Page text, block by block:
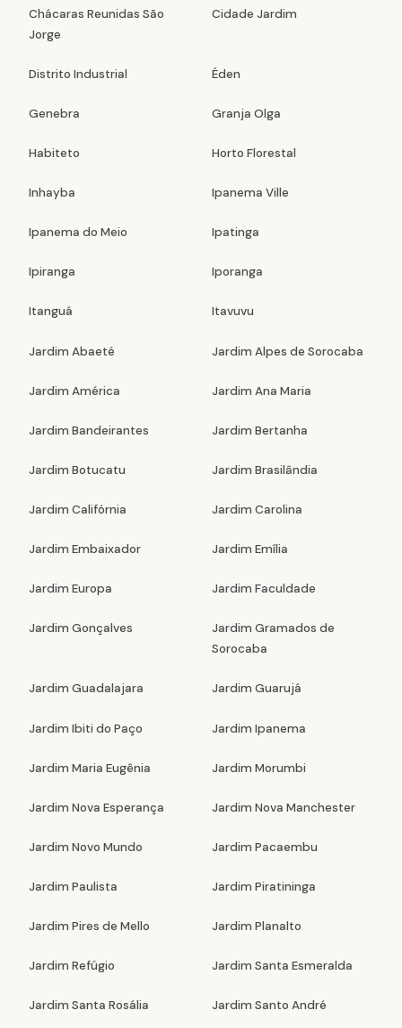
Chácaras Reunidas São
Jorge
Cidade Jardim
Distrito Industrial Éden
Genebra Granja Olga
Habiteto Horto Florestal
Inhayba Ipanema Ville
Ipanema do Meio Ipatinga
Ipiranga Iporanga
Itanguá Itavuvu
Jardim Abaeté Jardim Alpes de Sorocaba
Jardim América Jardim Ana Maria
Jardim Bandeirantes Jardim Bertanha
Jardim Botucatu Jardim Brasilândia
Jardim Califórnia Jardim Carolina
Jardim Embaixador Jardim Emília
Jardim Europa Jardim Faculdade
Jardim Gonçalves
Jardim Gramados de
Sorocaba
Jardim Guadalajara Jardim Guarujá
Jardim Ibiti do Paço Jardim Ipanema
Jardim Maria Eugênia Jardim Morumbi
Jardim Nova Esperança Jardim Nova Manchester
Jardim Novo Mundo Jardim Pacaembu
Jardim Paulista Jardim Piratininga
Jardim Pires de Mello Jardim Planalto
Jardim Refúgio Jardim Santa Esmeralda
Jardim Santa Rosália Jardim Santo André